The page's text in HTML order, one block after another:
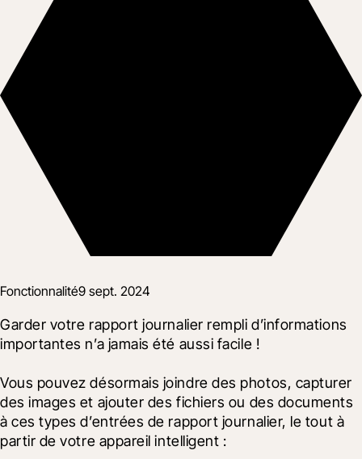
Fonctionnalité9 sept. 2024
Garder votre rapport journalier rempli d’informations
importantes n’a jamais été aussi facile !
Vous pouvez désormais joindre des photos, capturer
des images et ajouter des fichiers ou des documents
à ces types d’entrées de rapport journalier, le tout à
partir de votre appareil intelligent :